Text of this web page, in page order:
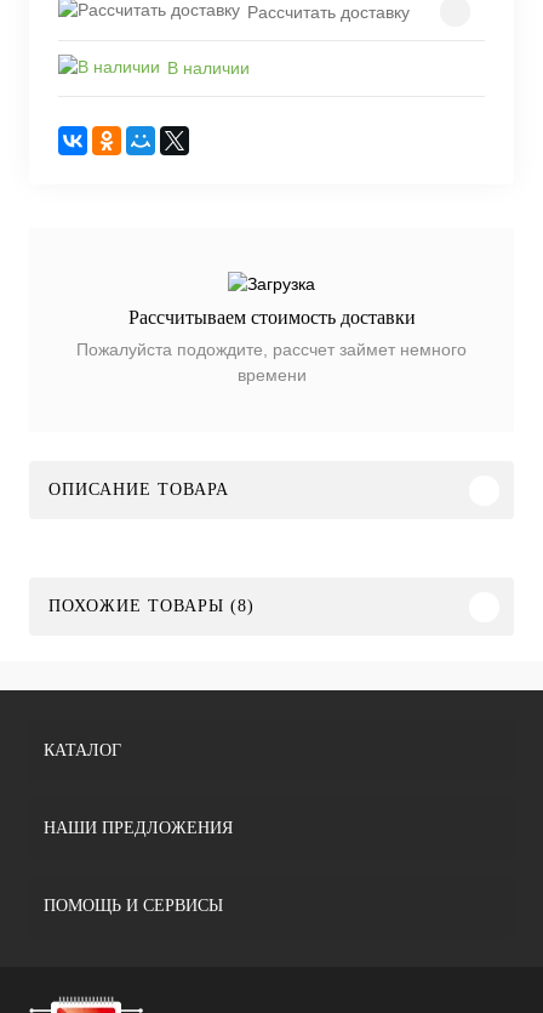
Рассчитать доставку
В наличии
Рассчитываем стоимость доставки
Пожалуйста подождите, рассчет займет немного
времени
ОПИСАНИЕ ТОВАРА
ПОХОЖИЕ ТОВАРЫ (8)
КАТАЛОГ
НАШИ ПРЕДЛОЖЕНИЯ
ПОМОЩЬ И СЕРВИСЫ